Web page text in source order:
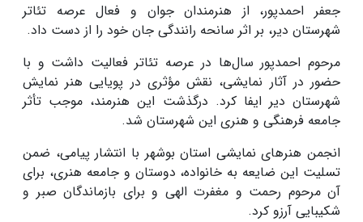
جعفر احمدپور، از هنرمندان جوان و فعال عرصه تئاتر
شهرستان دیر، بر اثر سانحه رانندگی جان خود را از دست داد.
مرحوم احمدپور سال‌ها در عرصه تئاتر فعالیت داشت و با
حضور در آثار نمایشی، نقش مؤثری در پویایی هنر نمایش
شهرستان دیر ایفا کرد. درگذشت این هنرمند، موجب تأثر
جامعه فرهنگی و هنری این شهرستان شد.
انجمن هنرهای نمایشی استان بوشهر با انتشار پیامی، ضمن
تسلیت این ضایعه به خانواده، دوستان و جامعه هنری، برای
آن مرحوم رحمت و مغفرت الهی و برای بازماندگان صبر و
شکیبایی آرزو کرد.